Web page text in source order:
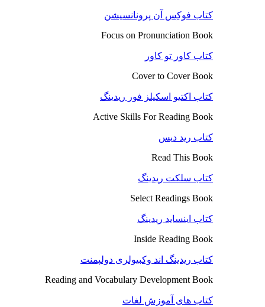
کتاب فوکِس آن پرونانسیشن
Focus on Pronunciation Book
کتاب کاور تو کاور
Cover to Cover Book
کتاب اکتیو اسکیلز فور ریدینگ
Active Skills For Reading Book
کتاب رید دیس
Read This Book
کتاب سلکت ریدینگ
Select Readings Book
کتاب اینساید ریدینگ
Inside Reading Book
کتاب ریدینگ اند وکبیولری دولپمنت
Reading and Vocabulary Development Book
کتاب های آموزش لغات